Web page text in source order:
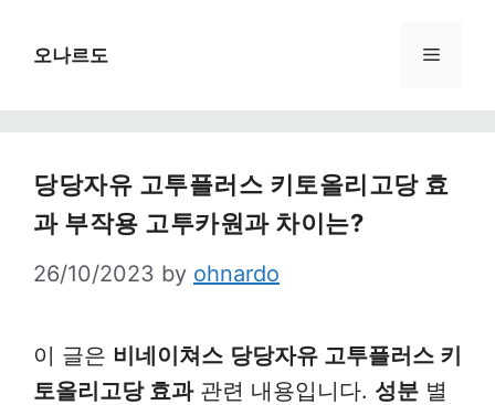
오나르도 Menu
당당자유 고투플러스 키토올리고당 효
과 부작용 고투카원과 차이는?
26/10/2023 by ohnardo
이 글은 비네이쳐스 당당자유 고투플러스 키
토올리고당 효과관련 내용입니다. 성분 별